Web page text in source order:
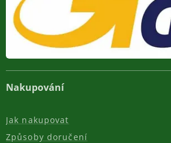
Nakupování
Jak nakupovat
Způsoby doručení